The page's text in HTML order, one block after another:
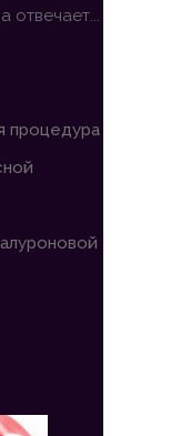
отвечает...
процедура